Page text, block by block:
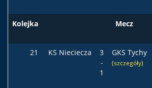
Kolejka Mecz
21 KS Nieciecza
3
-
1
GKS Tychy
(szczegóły)